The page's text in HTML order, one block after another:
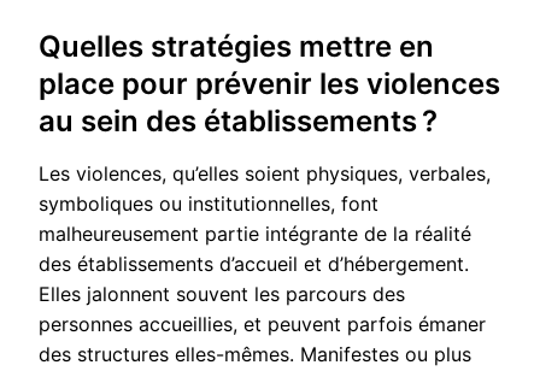
Quelles stratégies mettre en
place pour prévenir les violences
au sein des établissements ?
Les violences, qu’elles soient physiques, verbales,
symboliques ou institutionnelles, font
malheureusement partie intégrante de la réalité
des établissements d’accueil et d’hébergement.
Elles jalonnent souvent les parcours des
personnes accueillies, et peuvent parfois émaner
des structures elles-mêmes. Manifestes ou plus